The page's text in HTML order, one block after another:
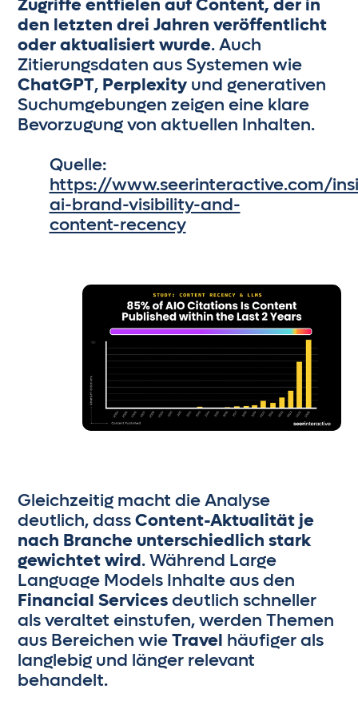
Zugriffe entfielen auf Content, der in
den letzten drei Jahren veröffentlicht
oder aktualisiert wurde. Auch
Zitierungsdaten aus Systemen wie
ChatGPT, Perplexityund generativen
Suchumgebungen zeigen eine klare
Bevorzugung von aktuellen Inhalten.
Quelle:
https://www.seerinteractive.com/
ai-brand-visibility-and-
content-recency
Gleichzeitig macht die Analyse
deutlich, dassContent-Aktualität je
nach Branche unterschiedlich stark
gewichtet wird. Während Large
Language Models Inhalte aus den
Financial Servicesdeutlich schneller
als veraltet einstufen, werden Themen
aus Bereichen wieTravel häufiger als
langlebig und länger relevant
behandelt.